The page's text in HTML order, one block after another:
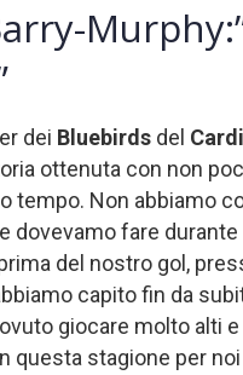
dei Bluebirds del
ottenuta con non
tempo. Non abbiamo
dovevamo fare
del nostro gol,
capito fin da
giocare molto alti
questa stagione per